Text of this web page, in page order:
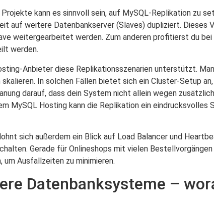
kann es sinnvoll sein, auf MySQL-Replikation zu
auf weitere Datenbankserver (Slaves) dupliziert.
weitergearbeitet werden. Zum anderen profitierst du
werden.
Anbieter diese Replikationsszenarien unterstützt.
skalieren. In solchen Fällen bietet sich ein Cluster-Setup
darauf, dass dein System nicht allein wegen
MySQL Hosting kann die Replikation ein
sich außerdem ein Blick auf Load Balancer und
Gerade für Onlineshops mit vielen
Ausfallzeiten zu minimieren.
Datenbanksysteme –